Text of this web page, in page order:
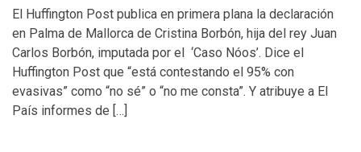
El Huffington Post publica en primera plana la declaración
en Palma de Mallorca de Cristina Borbón, hija del rey Juan
Carlos Borbón, imputada por el ‘Caso Nóos’. Dice el
Huffington Post que “está contestando el 95% con
evasivas” como “no sé” o “no me consta”. Y atribuye a El
País informes de […]